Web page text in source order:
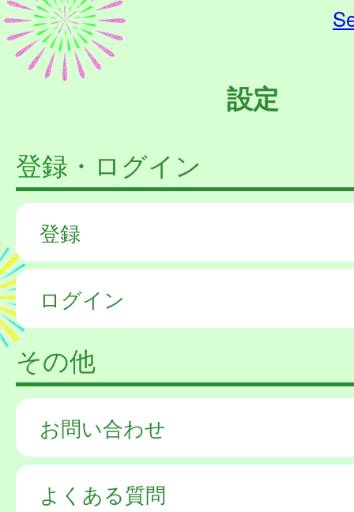
設定
登録・ログイン
登録
ログイン
その他
お問い合わせ
よくある質問